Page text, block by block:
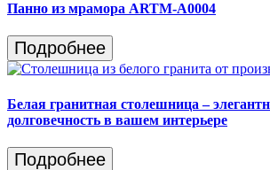
Панно из мрамора ARTM-A0004
Подробнее
Белая гранитная столешница –
долговечность в вашем интерьере
Подробнее